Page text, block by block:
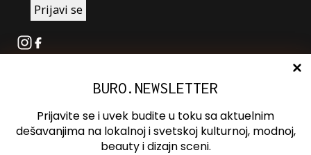
Instagram
Facebook
Oglašavanje
Kontakt
BURO.NEWSLETTER
Prijavite se i uvek budite u toku sa aktuelnim
dešavanjima na lokalnoj i svetskoj kulturnoj, modnoj,
beauty i dizajn sceni.